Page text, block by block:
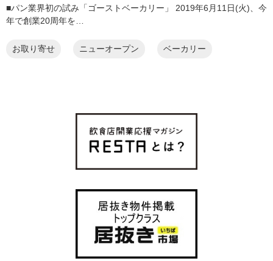
■パン業界初の試み「ゴーストベーカリー」 2019年6月11日(火)、今
年で創業20周年を…
お取り寄せ ニューオープン ベーカリー